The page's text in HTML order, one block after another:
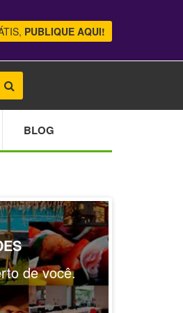
PUBLIQUE AQUI!
BLOG
de você.